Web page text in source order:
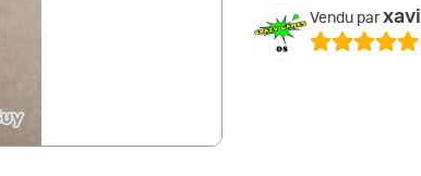
Vendu par